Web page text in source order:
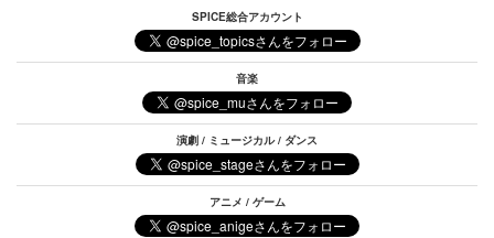
SPICE総合アカウント
音楽
演劇 / ミュージカル / ダンス
アニメ / ゲーム